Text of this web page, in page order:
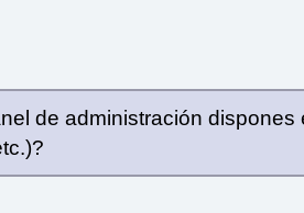
de administración